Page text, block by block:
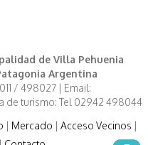
de Villa Pehuenia
Argentina
/ 498027 | Email:
de turismo: Tel 02942 498044
| Mercado | Acceso Vecinos |